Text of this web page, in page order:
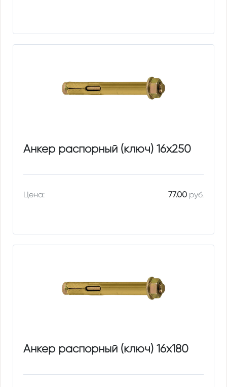
Анкер распорный (ключ) 16х250
Цена: 77.00руб.
Анкер распорный (ключ) 16х180